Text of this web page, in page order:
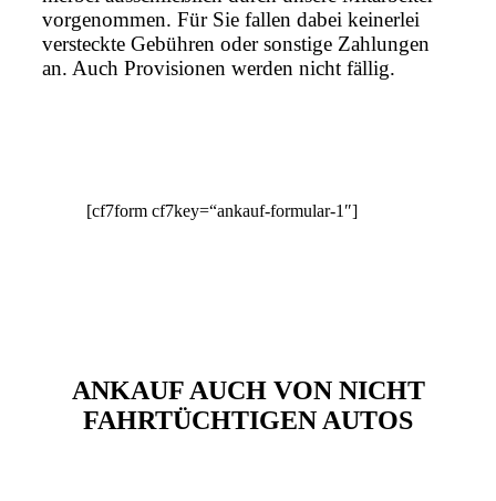
vorgenommen. Für Sie fallen dabei keinerlei
versteckte Gebühren oder sonstige Zahlungen
an. Auch Provisionen werden nicht fällig.
[cf7form cf7key=“ankauf-formular-1″]
ANKAUF AUCH VON NICHT
FAHRTÜCHTIGEN AUTOS